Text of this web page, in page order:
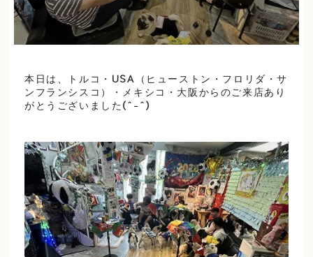
本日は、トルコ・USA（ヒューストン・フロリダ・サ
ンフランシスコ）・メキシコ・大阪からのご来店あり
がとうございました(^-^)